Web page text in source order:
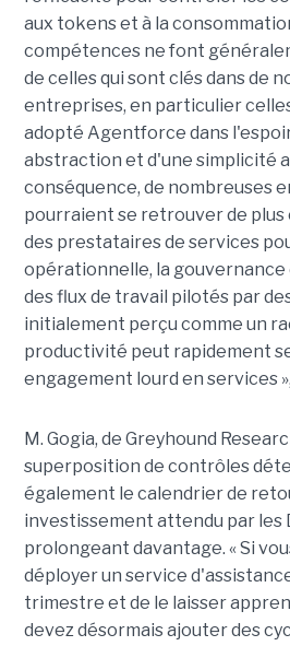
aux tokens et à la
compétences ne font
de celles qui sont clés dans de
entreprises, en particulier
adopté Agentforce dans
abstraction et d'une simplicité
conséquence, de nombreuses
pourraient se retrouver de plus
des prestataires de services
opérationnelle, la gouvernance
des flux de travail pilotés par
initialement perçu comme un
productivité peut rapidement
engagement lourd en services
M. Gogia, de Greyhound
superposition de contrôles
également le calendrier de
investissement attendu par les
prolongeant davantage. « Si
déployer un service
trimestre et de le laisser
devez désormais ajouter des